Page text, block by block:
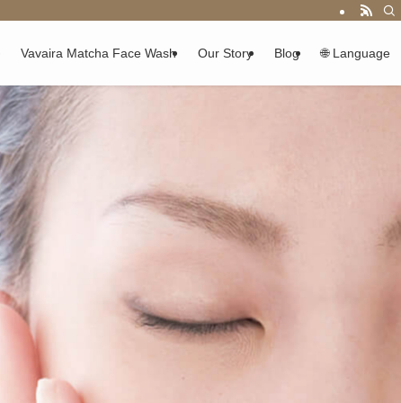
Vavaira Matcha Face Wash Our Story Blog 🌐 Language